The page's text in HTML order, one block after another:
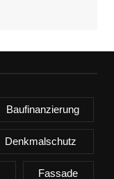
Baufinanzierung
Denkmalschutz
Fassade